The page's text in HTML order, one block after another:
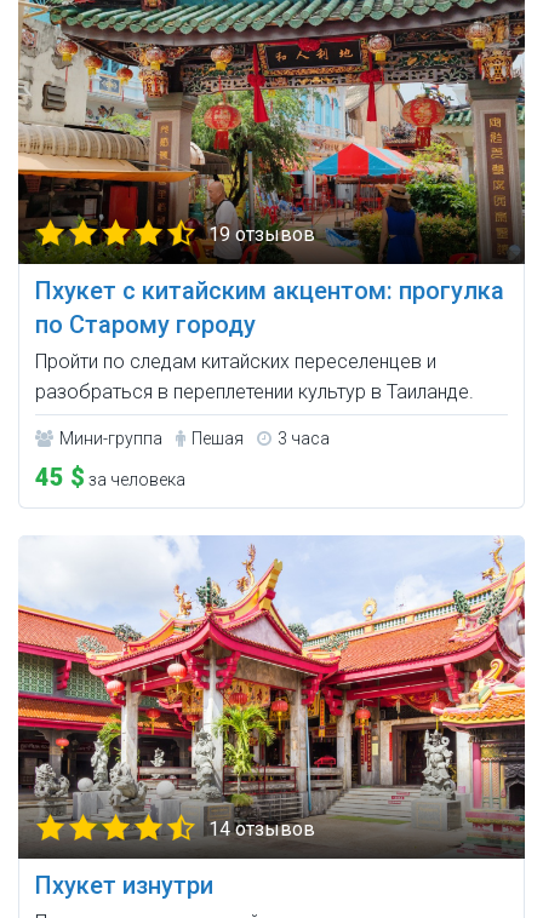
19 отзывов
Пхукет с китайским акцентом: прогулка
по Старому городу
Пройти по следам китайских переселенцев и
разобраться в переплетении культур в Таиланде.
Мини-группа Пешая 3 часа
45 $ за человека
14 отзывов
Пхукет изнутри